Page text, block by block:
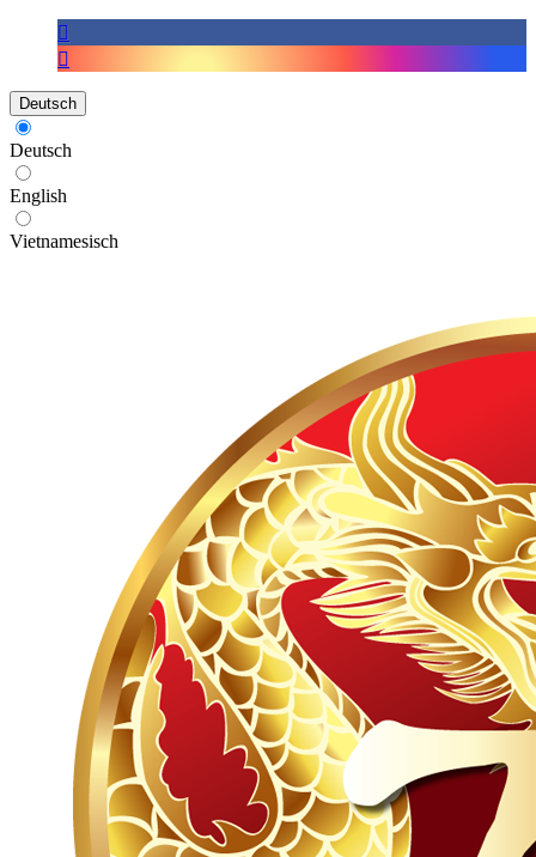
Deutsch
Deutsch
English
Vietnamesisch